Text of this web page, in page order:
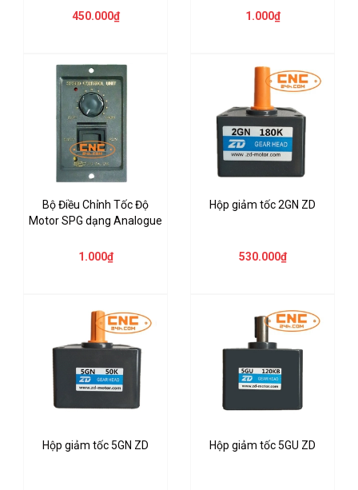
450.000₫ 1.000₫
Bộ Điều Chỉnh Tốc Độ
Motor SPG dạng Analogue
1.000₫
Hộp giảm tốc 2GN ZD
530.000₫
Hộp giảm tốc 5GN ZD Hộp giảm tốc 5GU ZD